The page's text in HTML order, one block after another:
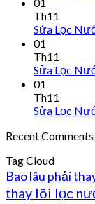
Th11
Sửa Lọc
01
Th11
Sửa Lọc
01
Th11
Sửa Lọc
Recent Comments
Tag Cloud
Bao lâu phải
thay lõi lọc